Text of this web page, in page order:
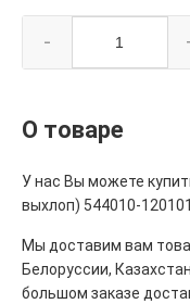
-
О товаре
У нас Вы можете
выхлоп) 544010-
Мы доставим вам
Белоруссии,
большом заказе